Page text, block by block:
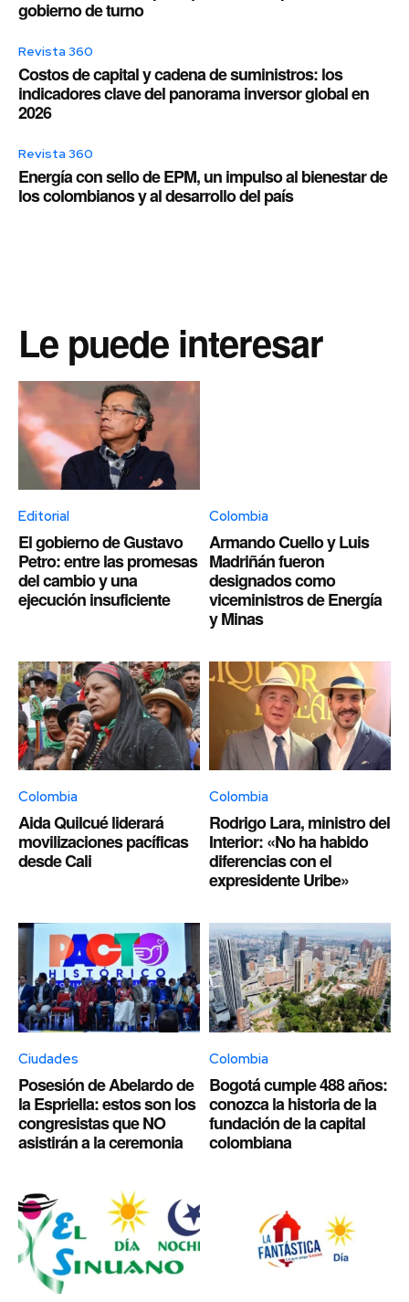
gobierno de turno
Revista 360
Costos de capital y cadena de suministros: los
indicadores clave del panorama inversor global en
2026
Revista 360
Energía con sello de EPM, un impulso al bienestar de
los colombianos y al desarrollo del país
Le puede interesar
Editorial
El gobierno de Gustavo
Petro: entre las promesas
del cambio y una
ejecución insuficiente
Colombia
Armando Cuello y Luis
Madriñán fueron
designados como
viceministros de Energía
y Minas
Colombia
Aida Quilcué liderará
movilizaciones pacíficas
desde Cali
Colombia
Rodrigo Lara, ministro del
Interior: «No ha habido
diferencias con el
expresidente Uribe»
Ciudades
Posesión de Abelardo de
la Espriella: estos son los
congresistas que NO
asistirán a la ceremonia
Colombia
Bogotá cumple 488 años:
conozca la historia de la
fundación de la capital
colombiana